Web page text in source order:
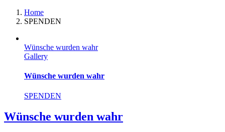
Home
SPENDEN
Wünsche wurden wahr
Gallery
Wünsche wurden wahr
SPENDEN
Wünsche wurden wahr